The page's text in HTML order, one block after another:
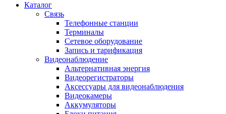
Каталог
Связь
Телефонные станции
Терминалы
Сетевое оборудование
Запись и тарификация
Видеонаблюдение
Альтернативная энергия
Видеорегистраторы
Аксессуары для видеонаблюдения
Видеокамеры
Аккумуляторы